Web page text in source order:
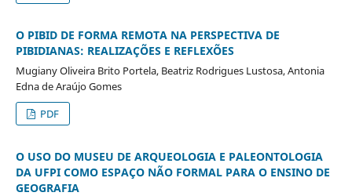
O PIBID DE FORMA REMOTA NA PERSPECTIVA DE
PIBIDIANAS: REALIZAÇÕES E REFLEXÕES
Mugiany Oliveira Brito Portela, Beatriz Rodrigues Lustosa, Antonia
Edna de Araújo Gomes
PDF
O USO DO MUSEU DE ARQUEOLOGIA E PALEONTOLOGIA
DA UFPI COMO ESPAÇO NÃO FORMAL PARA O ENSINO DE
GEOGRAFIA